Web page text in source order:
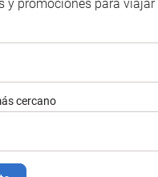
y promociones para viajar
cercano